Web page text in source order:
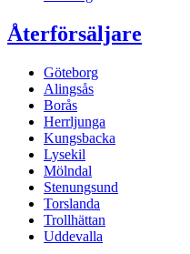
Återförsäljare
Göteborg
Alingsås
Borås
Herrljunga
Kungsbacka
Lysekil
Mölndal
Stenungsund
Torslanda
Trollhättan
Uddevalla